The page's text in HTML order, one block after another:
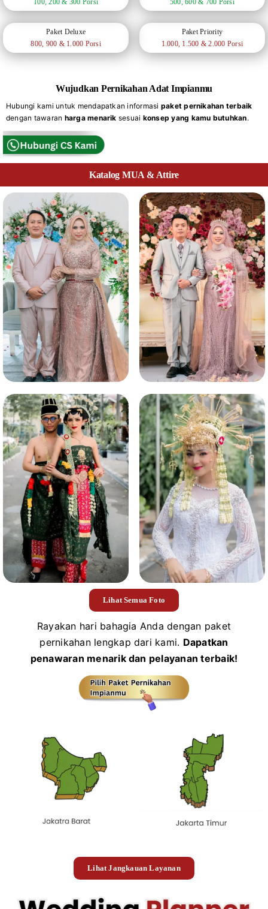
100, 200 & 300 Porsi 500, 600 & 700 Porsi
Paket Deluxe
800, 900 & 1.000 Porsi
Paket Priority
1.000, 1.500 & 2.000 Porsi
Wujudkan Pernikahan Adat Impianmu
Hubungi kami untuk mendapatkan informasi paket pernikahan terbaik
dengan tawaran harga menarik sesuai konsep yang kamu butuhkan.
Katalog MUA & Attire
Lihat Semua Foto
Rayakan hari bahagia Anda dengan paket
pernikahan lengkap dari kami. Dapatkan
penawaran menarik dan pelayanan terbaik!
Lihat Jangkauan Layanan